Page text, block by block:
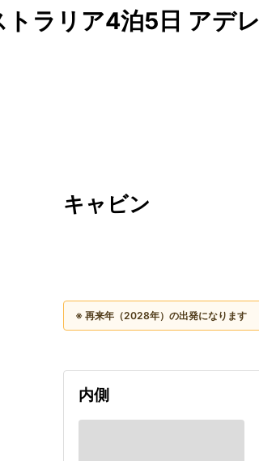
ラリア4泊5日 アデレ
キャビン
※ 再来年（2028年）の出発になります
内側